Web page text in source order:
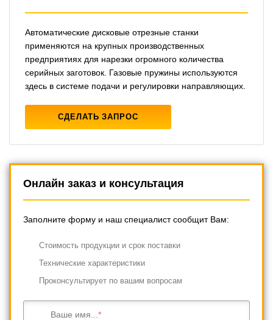
Автоматические дисковые отрезные станки
применяются на крупных производственных
предприятиях для нарезки огромного количества
серийных заготовок. Газовые пружины используются
здесь в системе подачи и регулировки направляющих.
СДЕЛАТЬ ЗАПРОС
Онлайн заказ и консультация
Заполните форму и наш специалист сообщит Вам:
Cтоимость продукции и срок поставки
Технические характеристики
Проконсультирует по вашим вопросам
Ваше имя...